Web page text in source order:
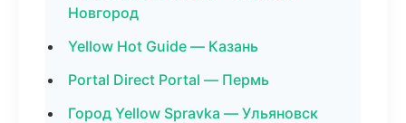
Новгород
Yellow Hot Guide — Казань
Portal Direct Portal — Пермь
Город Yellow Spravka — Ульяновск